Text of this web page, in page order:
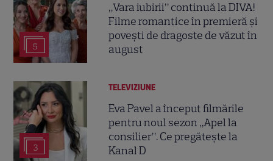
5
„Vara iubirii” continuă la DIVA!
Filme romantice în premieră și
povești de dragoste de văzut în
august
3
TELEVIZIUNE
Eva Pavel a început filmările
pentru noul sezon „Apel la
consilier”. Ce pregătește la
Kanal D